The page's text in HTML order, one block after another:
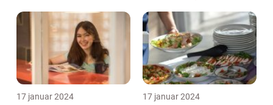
17 januar 2024 17 januar 2024